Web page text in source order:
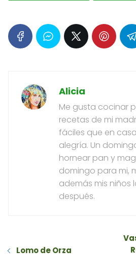
Alicia
Me gusta cocinar
recetas de mi
fáciles que en
alegría. Un
hornear pan y
domingo para mi,
además mis niños
después.
Lomo de Orza